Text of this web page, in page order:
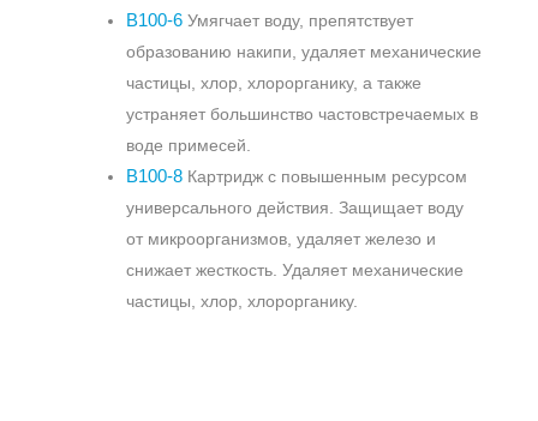
В100-6 Умягчает воду, препятствует
образованию накипи, удаляет механические
частицы, хлор, хлорорганику, а также
устраняет большинство частовстречаемых в
воде примесей.
В100-8 Картридж с повышенным ресурсом
универсального действия. Защищает воду
от микроорганизмов, удаляет железо и
снижает жесткость. Удаляет механические
частицы, хлор, хлорорганику.